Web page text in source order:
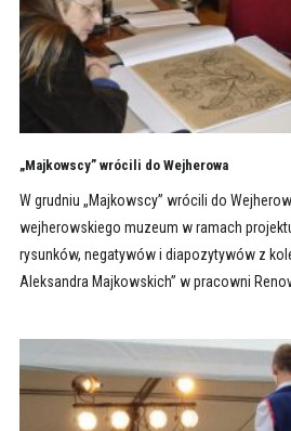
„Majkowscy” wrócili do Wejherowa
W grudniu „Majkowscy” wrócili do
wejherowskiego muzeum w ramach
rysunków, negatywów i diapozytywów z
Aleksandra Majkowskich” w pracowni